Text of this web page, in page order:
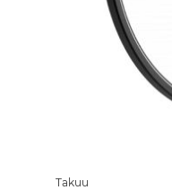
the
Takuu